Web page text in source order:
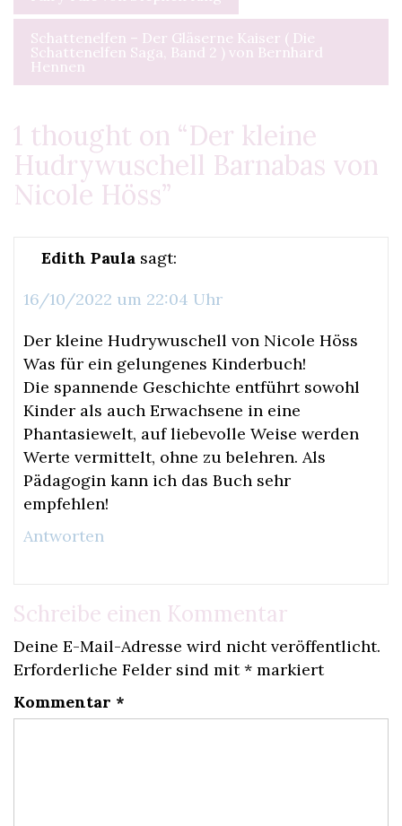
Schattenelfen – Der Gläserne Kaiser ( Die
Schattenelfen Saga, Band 2 ) von Bernhard
Hennen
1 thought on “Der kleine
Hudrywuschell Barnabas von
Nicole Höss”
Edith Paula sagt:
16/10/2022 um 22:04 Uhr
Der kleine Hudrywuschell von Nicole Höss
Was für ein gelungenes Kinderbuch!
Die spannende Geschichte entführt sowohl
Kinder als auch Erwachsene in eine
Phantasiewelt, auf liebevolle Weise werden
Werte vermittelt, ohne zu belehren. Als
Pädagogin kann ich das Buch sehr
empfehlen!
Antworten
Schreibe einen Kommentar
Deine E-Mail-Adresse wird nicht veröffentlicht.
Erforderliche Felder sind mit* markiert
Kommentar *